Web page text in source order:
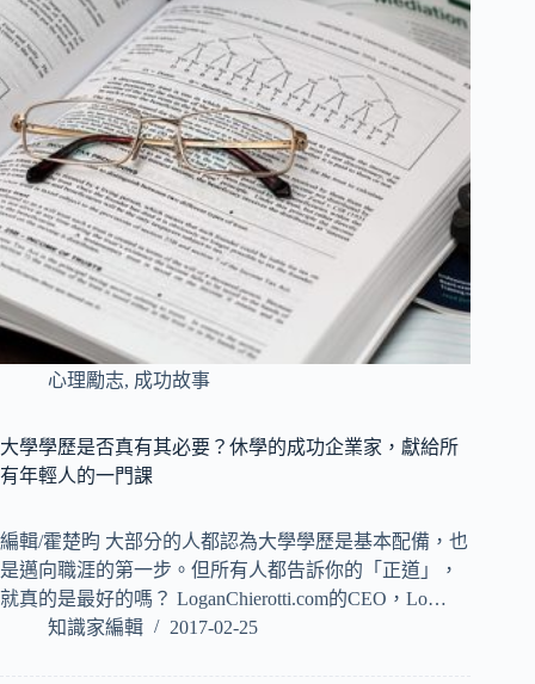
心理勵志, 成功故事
大學學歷是否真有其必要？休學的成功企業家，獻給所
有年輕人的一門課
編輯/霍楚昀 大部分的人都認為大學學歷是基本配備，也
是邁向職涯的第一步。但所有人都告訴你的「正道」，
就真的是最好的嗎？ LoganChierotti.com的CEO，Lo…
知識家編輯
2017-02-25